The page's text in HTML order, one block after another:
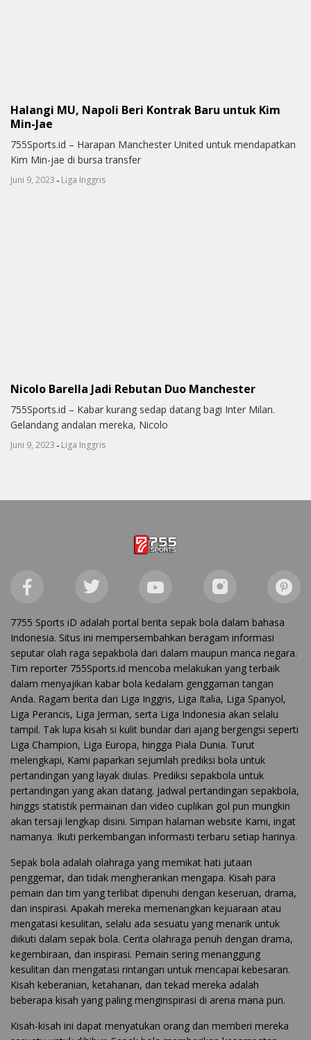
Halangi MU, Napoli Beri Kontrak Baru untuk Kim
Min-Jae
755Sports.id – Harapan Manchester United untuk mendapatkan
Kim Min-jae di bursa transfer
Juni 9, 2023 - Liga Inggris
Nicolo Barella Jadi Rebutan Duo Manchester
755Sports.id – Kabar kurang sedap datang bagi Inter Milan.
Gelandang andalan mereka, Nicolo
Juni 9, 2023 - Liga Inggris
7755 Sports iD adalah portal berita sepak bola dalam bahasa
Indonesia. Situs ini mempersembahkan beragam informasi
seputar olah raga sepakbola dari dalam maupun manca negara.
Tim reporter 755Sports.id mencoba melakukan yang terbaik
dalam menyajikan kabar bola kedalam genggaman tangan
Anda. Ragam berita dari Liga Inggris, Liga Italia, Liga Spanyol,
Liga Perancis, Liga Jerman, serta Liga Indonesia akan selalu
tampil. Tak lupa kisah si kulit bundar dari ajang bergengsi seperti
Liga Champion, Liga Europa, hingga Piala Dunia. Turut
melengkapi, Kami paparkan sejumlah prediksi bola untuk
pertandingan yang layak diulas. Prediksi sepakbola untuk
pertandingan yang akan datang. Jadwal pertandingan sepakbola,
hinggs statistik permainan dan video cuplikan gol pun mungkin
akan tersaji lengkap disini. Simpan halaman website Kami, ingat
namanya. Ikuti perkembangan informasti terbaru setiap harinya.
Sepak bola adalah olahraga yang memikat hati jutaan
penggemar, dan tidak mengherankan mengapa. Kisah para
pemain dan tim yang terlibat dipenuhi dengan keseruan, drama,
dan inspirasi. Apakah mereka memenangkan kejuaraan atau
mengatasi kesulitan, selalu ada sesuatu yang menarik untuk
diikuti dalam sepak bola. Cerita olahraga penuh dengan drama,
kegembiraan, dan inspirasi. Pemain sering menanggung
kesulitan dan mengatasi rintangan untuk mencapai kebesaran.
Kisah keberanian, ketahanan, dan tekad mereka adalah
beberapa kisah yang paling menginspirasi di arena mana pun.
Kisah-kisah ini dapat menyatukan orang dan memberi mereka